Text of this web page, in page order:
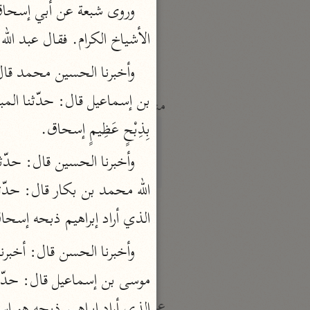
الماوردي (٤٥٠ هـ)
نحو ٦ مجلدات
منتقاة
تفسير ابن قيّم الجوزيّة
ابن القيم (٧٥١ هـ)
نحو ١٢ مجلدًا
تفسير شيخ الإسلام
ابن تيمية (٧٢٨ هـ)
نحو ٧ مجلدات
الأشياخ الكرام. فقال عبد
بِذِبْحٍ عَظِيمٍ إسحاق.
الذي أراد إبراهيم ذبحه